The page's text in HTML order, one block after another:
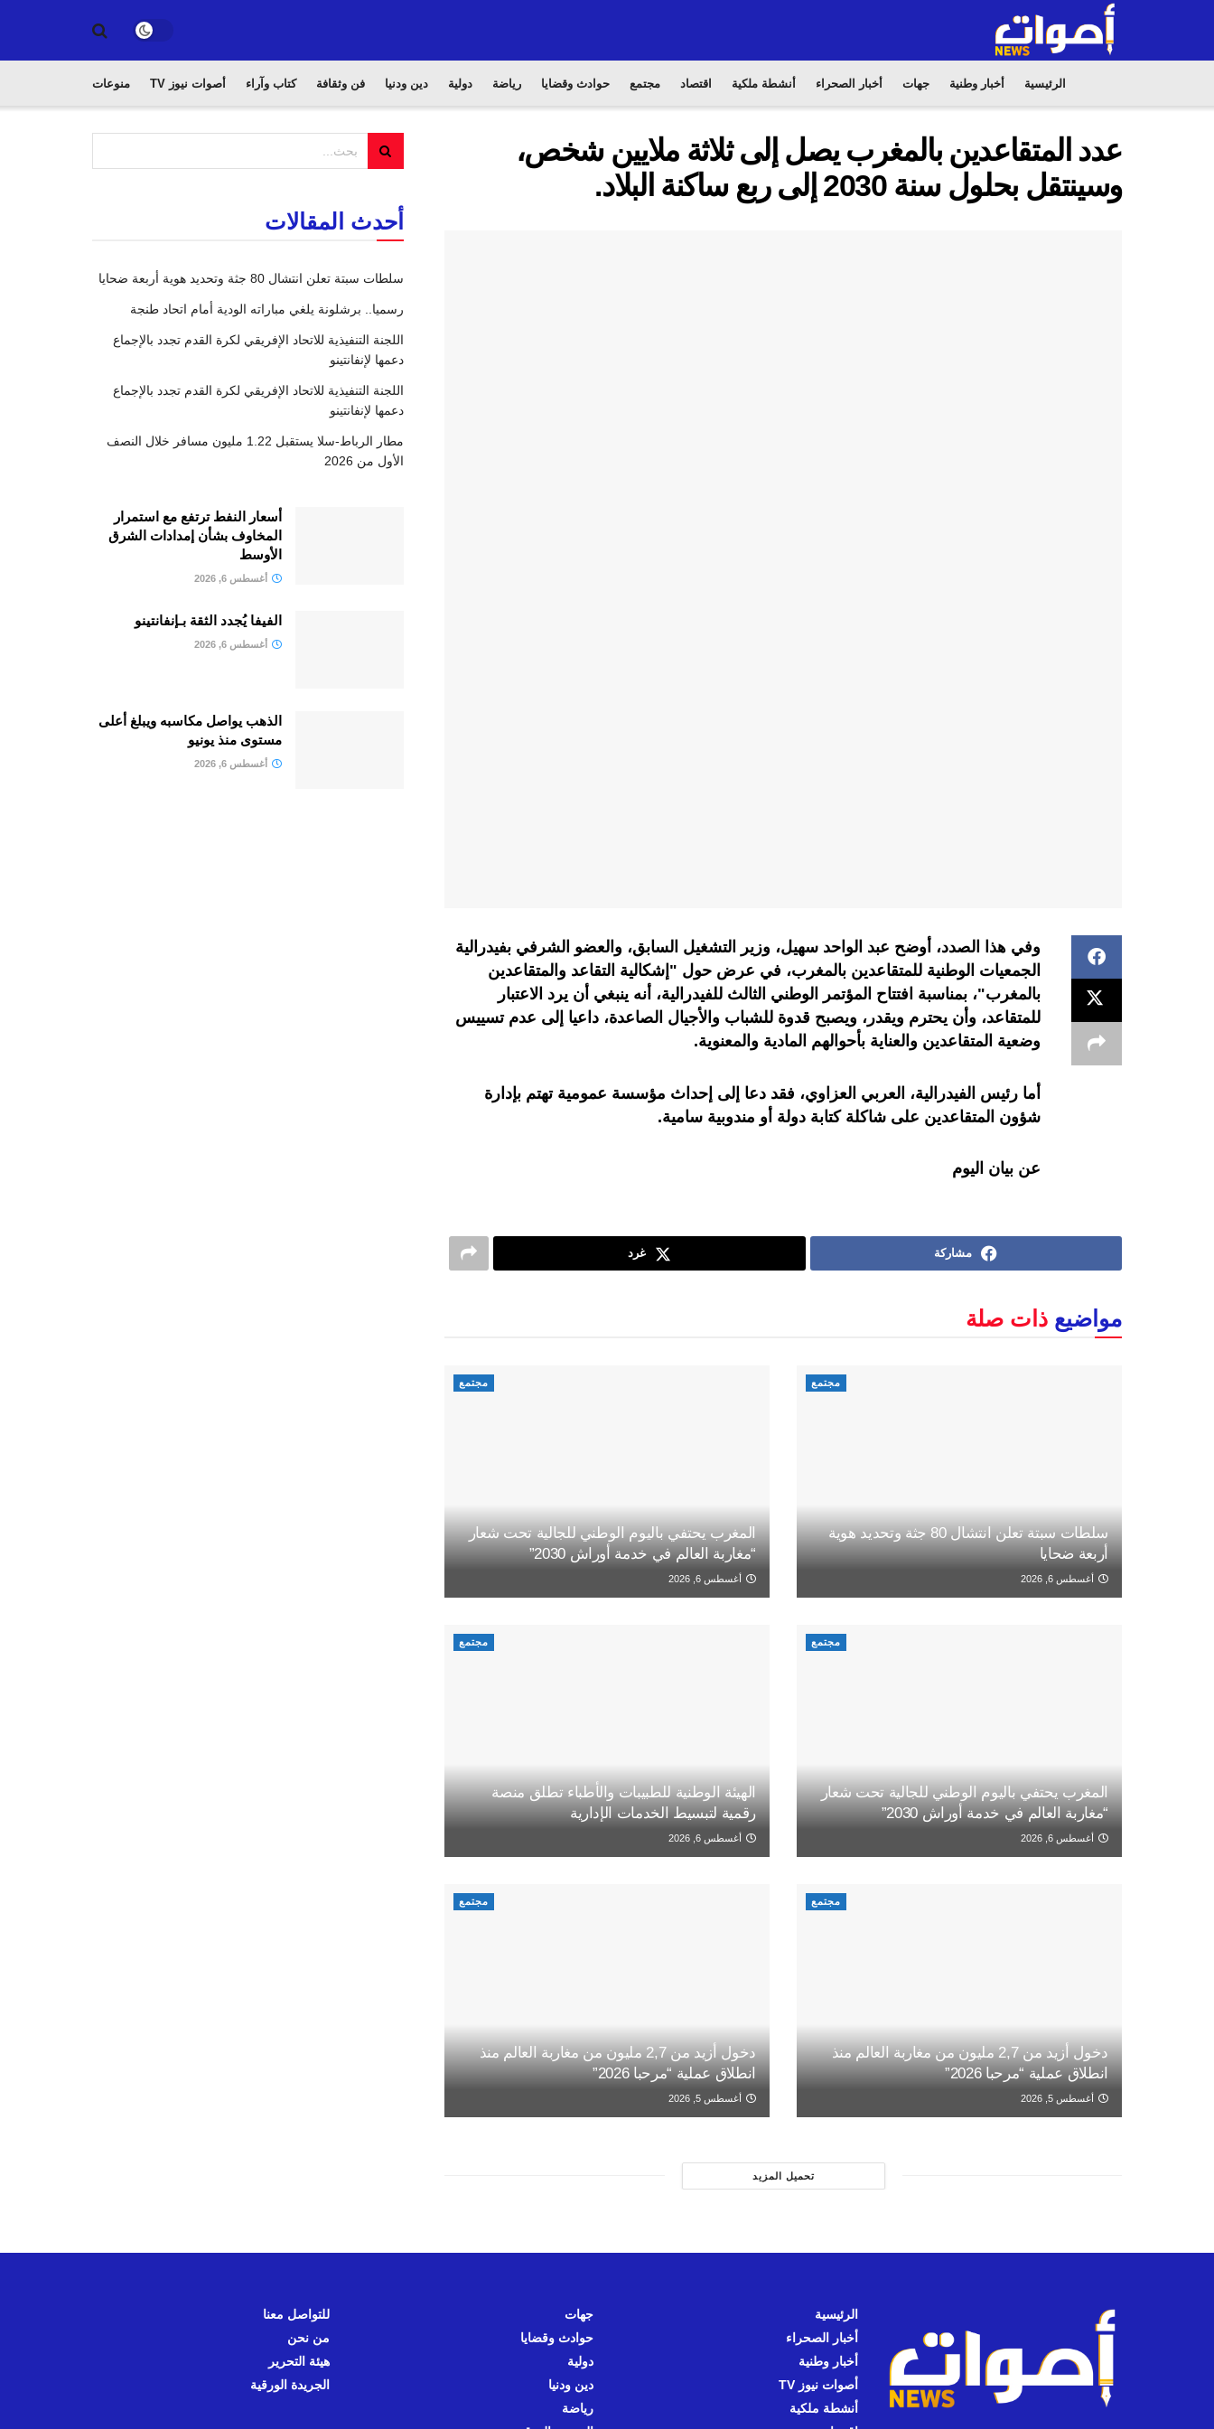
الرئيسية أخبار وطنية جهات أخبار الصحراء أنشطة ملكية اقتصاد مجتمع حوادث وقضايا رياضة دولية دين ودنيا فن وثقافة كتاب وآراء أصوات نيوز TV منوعات
عدد المتقاعدين بالمغرب يصل إلى ثلاثة ملايين شخص،
وسينتقل بحلول سنة 2030 إلى ربع ساكنة البلاد.
وفي هذا الصدد، أوضح عبد الواحد سهيل، وزير التشغيل السابق، والعضو الشرفي بفيدرالية
الجمعيات الوطنية للمتقاعدين بالمغرب، في عرض حول "إشكالية التقاعد والمتقاعدين
بالمغرب"، بمناسبة افتتاح المؤتمر الوطني الثالث للفيدرالية، أنه ينبغي أن يرد الاعتبار
للمتقاعد، وأن يحترم ويقدر، ويصبح قدوة للشباب والأجيال الصاعدة، داعيا إلى عدم تسييس
وضعية المتقاعدين والعناية بأحوالهم المادية والمعنوية.
أما رئيس الفيدرالية، العربي العزاوي، فقد دعا إلى إحداث مؤسسة عمومية تهتم بإدارة
شؤون المتقاعدين على شاكلة كتابة دولة أو مندوبية سامية.
عن بيان اليوم
مشاركة غرد
مواضيع ذات صلة
مجتمع
سلطات سبتة تعلن انتشال 80 جثة وتحديد هوية
أربعة ضحايا
أغسطس 6, 2026
مجتمع
المغرب يحتفي باليوم الوطني للجالية تحت شعار
“مغاربة العالم في خدمة أوراش 2030”
أغسطس 6, 2026
مجتمع
المغرب يحتفي باليوم الوطني للجالية تحت شعار
“مغاربة العالم في خدمة أوراش 2030”
أغسطس 6, 2026
مجتمع
الهيئة الوطنية للطبيبات والأطباء تطلق منصة
رقمية لتبسيط الخدمات الإدارية
أغسطس 6, 2026
مجتمع
دخول أزيد من 2,7 مليون من مغاربة العالم منذ
انطلاق عملية “مرحبا 2026”
أغسطس 5, 2026
مجتمع
دخول أزيد من 2,7 مليون من مغاربة العالم منذ
انطلاق عملية “مرحبا 2026”
أغسطس 5, 2026
تحميل المزيد
أحدث المقالات
سلطات سبتة تعلن انتشال 80 جثة وتحديد هوية أربعة ضحايا
رسميا.. برشلونة يلغي مباراته الودية أمام اتحاد طنجة
اللجنة التنفيذية للاتحاد الإفريقي لكرة القدم تجدد بالإجماع
دعمها لإنفانتينو
اللجنة التنفيذية للاتحاد الإفريقي لكرة القدم تجدد بالإجماع
دعمها لإنفانتينو
مطار الرباط-سلا يستقبل 1.22 مليون مسافر خلال النصف
الأول من 2026
أسعار النفط ترتفع مع استمرار
المخاوف بشأن إمدادات الشرق
الأوسط
أغسطس 6, 2026
الفيفا يُجدد الثقة بـإنفانتينو
أغسطس 6, 2026
الذهب يواصل مكاسبه ويبلغ أعلى
مستوى منذ يونيو
أغسطس 6, 2026
الرئيسية
أخبار الصحراء
أخبار وطنية
أصوات نيوز TV
أنشطة ملكية
جهات
حوادث وقضايا
دولية
دين ودنيا
رياضة
للتواصل معنا
من نحن
هيئة التحرير
الجريدة الورقية